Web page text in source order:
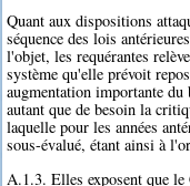
Quant aux dispositions
séquence des lois
l'objet, les requérantes
système qu'elle prévoit
augmentation importante
autant que de besoin la
laquelle pour les années
sous-évalué, étant ainsi à
A.1.3. Elles exposent que